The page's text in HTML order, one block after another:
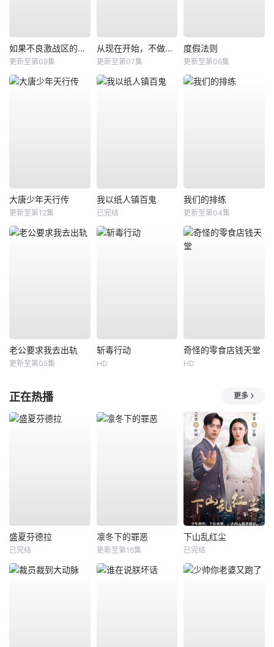
如果不良激战区的四天王转生成了偶像团体？
更新至第09集
从现在开始，不做朋友了吧。
更新至第07集
度假法则
更新至第06集
大唐少年天行传
更新至第12集
我以纸人镇百鬼
已完结
我们的排练
更新至第04集
老公要求我去出轨
更新至第05集
斩毒行动
HD
奇怪的零食店钱天堂
HD
正在热播 更多
盛夏芬德拉
已完结
凛冬下的罪恶
更新至第16集
下山乱红尘
已完结